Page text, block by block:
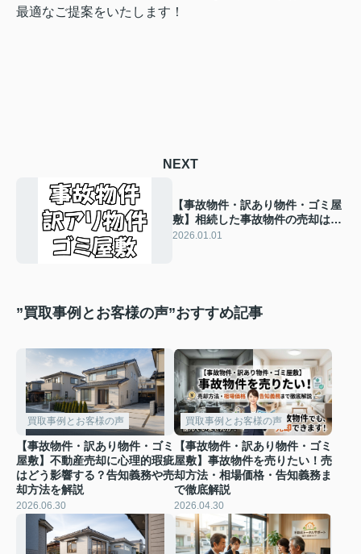
最適なご提案をいたします！
NEXT
【事故物件・訳あり物件・ゴミ屋
敷】相続した事故物件の売却はど
うする？津島市での注意点を解説
2026.01.01
”買取事例とお客様の声”おすすめ記事
買取事例とお客様の声
【事故物件・訳あり物件・ゴミ
屋敷】不動産売却に心理的瑕疵
はどう影響する？告知義務や売
却方法を解説
2026.06.30
買取事例とお客様の声
【事故物件・訳あり物件・ゴミ
屋敷】事故物件を売りたい！売
却方法・相場価格・告知義務ま
で徹底解説
2026.04.30